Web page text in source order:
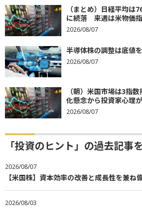
（まとめ）日経平均は
に続落 来週は米物価
2026/08/07
半導体株の調整は底値
2026/08/07
（朝）米国市場は3指
化懸念から投資家心理
2026/08/07
「投資のヒント」の過去記事
2026/08/07
【米国株】資本効率の改善と成長性を兼ね
2026/08/03